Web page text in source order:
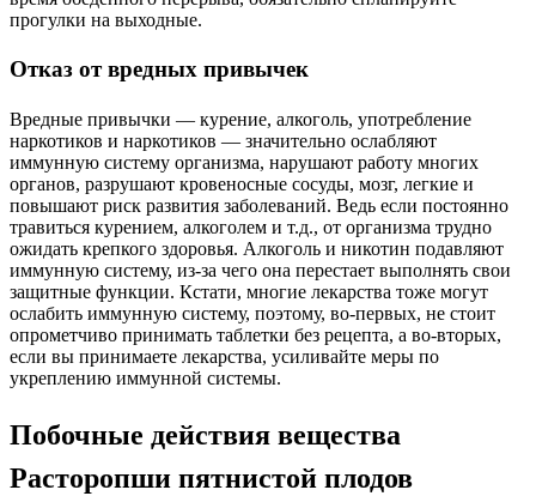
прогулки на выходные.
Отказ от вредных привычек
Вредные привычки — курение, алкоголь, употребление
наркотиков и наркотиков — значительно ослабляют
иммунную систему организма, нарушают работу многих
органов, разрушают кровеносные сосуды, мозг, легкие и
повышают риск развития заболеваний. Ведь если постоянно
травиться курением, алкоголем и т.д., от организма трудно
ожидать крепкого здоровья. Алкоголь и никотин подавляют
иммунную систему, из-за чего она перестает выполнять свои
защитные функции. Кстати, многие лекарства тоже могут
ослабить иммунную систему, поэтому, во-первых, не стоит
опрометчиво принимать таблетки без рецепта, а во-вторых,
если вы принимаете лекарства, усиливайте меры по
укреплению иммунной системы.
Побочные действия вещества
Расторопши пятнистой плодов